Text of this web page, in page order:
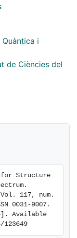
± final state. The
± , B * 0 s → B 0
the
i
de Ciències del
for Structure
117, num.
0031-9007.
Available